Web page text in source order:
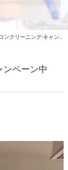
-キャンペーン中【ハウスクリーニングふぁいと】
ペーン中